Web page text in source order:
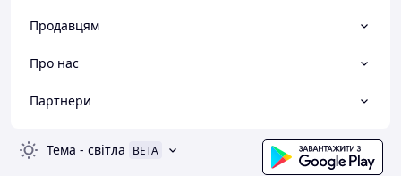
Продавцям
Про нас
Партнери
Тема - світла BETA